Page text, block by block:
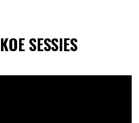
SESSIES